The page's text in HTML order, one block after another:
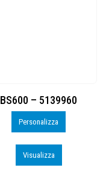
BS600 – 5139960
Personalizza
Visualizza